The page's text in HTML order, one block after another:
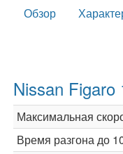
Обзор
Nissan Figaro
Максимальная
Время разгона до